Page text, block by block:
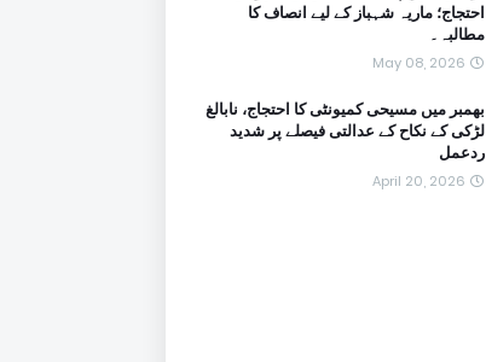
احتجاج؛ ماریہ شہباز کے لیے انصاف کا
مطالبہ۔
May 08, 2026
بھمبر میں مسیحی کمیونٹی کا احتجاج، نابالغ
لڑکی کے نکاح کے عدالتی فیصلے پر شدید
ردعمل
April 20, 2026